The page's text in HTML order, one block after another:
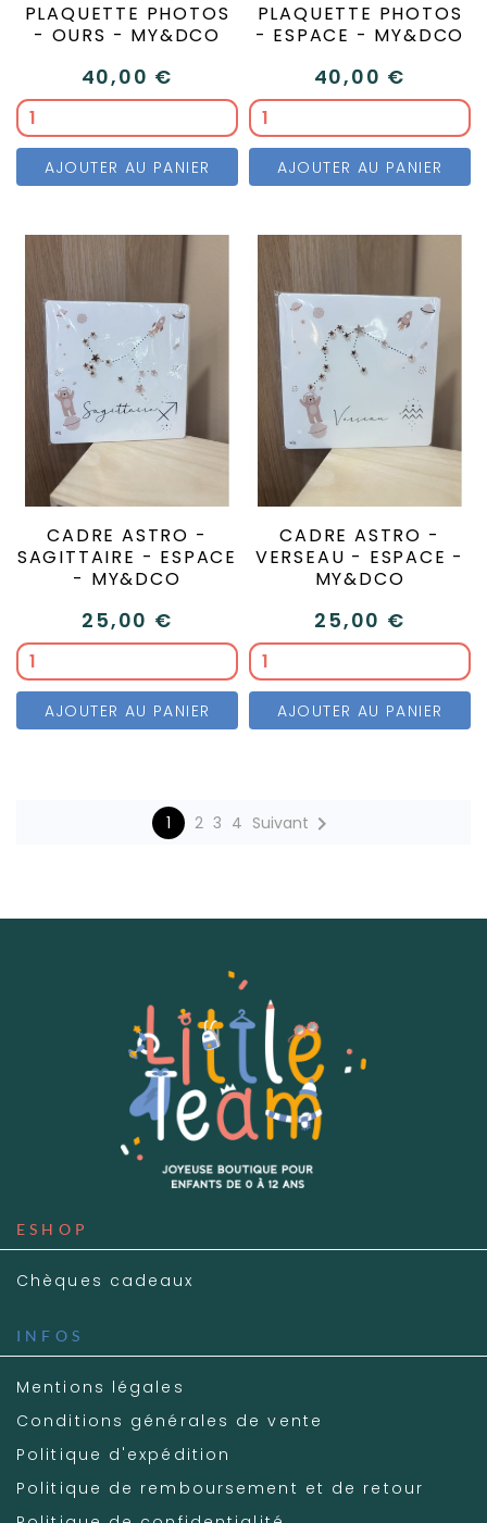
PLAQUETTE PHOTOS
- OURS - MY&DCO
40,00 €
AJOUTER AU PANIER
PLAQUETTE PHOTOS
- ESPACE - MY&DCO
40,00 €
AJOUTER AU PANIER
CADRE ASTRO -
SAGITTAIRE - ESPACE
- MY&DCO
25,00 €
AJOUTER AU PANIER
CADRE ASTRO -
VERSEAU - ESPACE -
MY&DCO
25,00 €
AJOUTER AU PANIER
1 2 3 4 Suivant 
ESHOP
Chèques cadeaux
INFOS
Mentions légales
Conditions générales de vente
Politique d'expédition
Politique de remboursement et de retour